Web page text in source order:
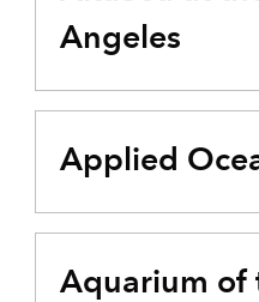
Angeles
Applied
Aquarium of